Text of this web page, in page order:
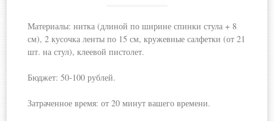
Материалы: нитка (длиной по ширине спинки стула + 8
см), 2 кусочка ленты по 15 см, кружевные салфетки (от 21
шт. на стул), клеевой пистолет.
Бюджет: 50-100 рублей.
Затраченное время: от 20 минут вашего времени.